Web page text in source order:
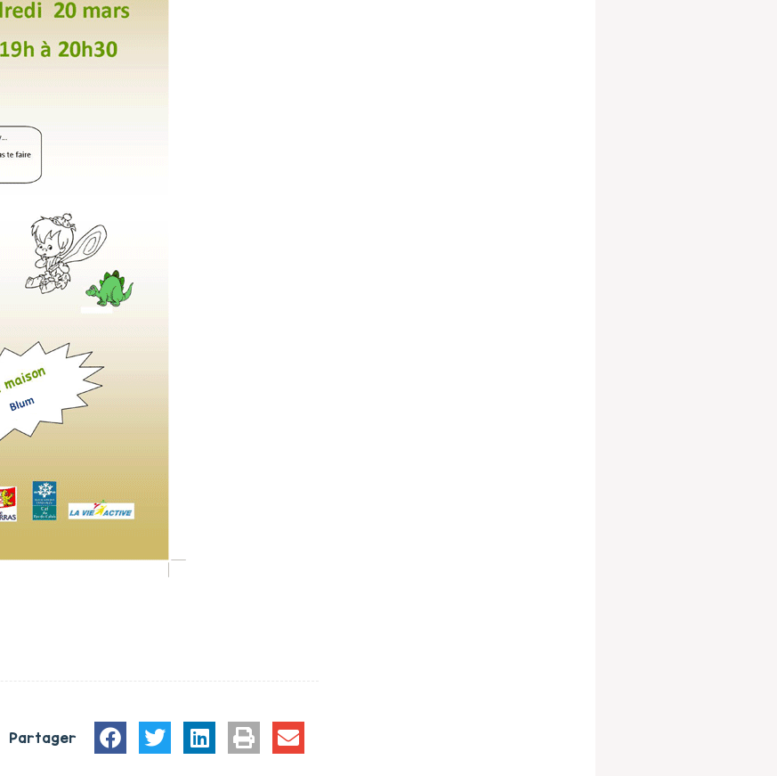
Partager